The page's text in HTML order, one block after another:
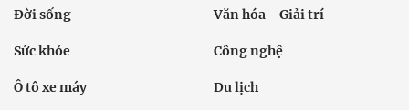
Đời sống Văn hóa - Giải trí
Sức khỏe Công nghệ
Ô tô xe máy Du lịch